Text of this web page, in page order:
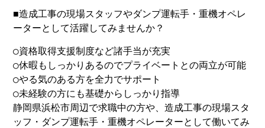
■造成工事の現場スタッフやダンプ運転手・重機オペレ
ーターとして活躍してみませんか？
○資格取得支援制度など諸手当が充実
○休暇もしっかりあるのでプライベートとの両立が可能
○やる気のある方を全力でサポート
○未経験の方にも基礎からしっかり指導
静岡県浜松市周辺で求職中の方や、造成工事の現場スタ
ッフ・ダンプ運転手・重機オペレーターとして働いてみ